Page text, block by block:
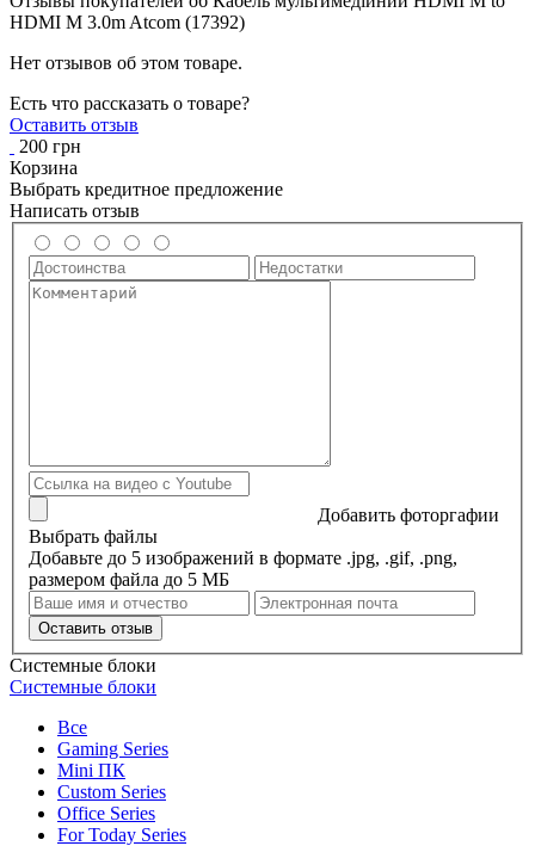
HDMI M 3.0m Atcom (17392)
Нет отзывов об этом товаре.
Есть что рассказать о товаре?
Оставить отзыв
200 грн
Корзина
Выбрать кредитное предложение
Написать отзыв
Добавить фоторгафии
Выбрать файлы
Добавьте до 5 изображений в формате .jpg, .gif, .png,
размером файла до 5 МБ
Оставить отзыв
Системные блоки
Системные блоки
Все
Gaming Series
Mini ПК
Custom Series
Office Series
For Today Series